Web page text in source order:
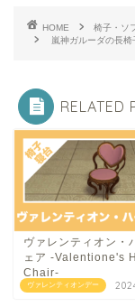
HOME
椅子・ソ
嵐神ガルーダの長
RELATED
ヴァレンティオンデー
ヴァレンティオン・
ェア -Valentione's
Chair-